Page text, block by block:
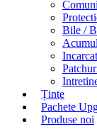
Bile /
Ținte
Pachete
Produse noi